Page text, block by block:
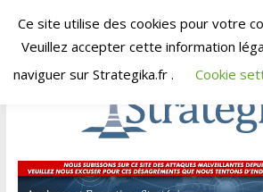
Skip
jeudi, août 6, 2026
Strategika
Ce site utilise des cookies pour votre
Veuillez accepter cette information
naviguer sur Strategika.fr .
Cookie